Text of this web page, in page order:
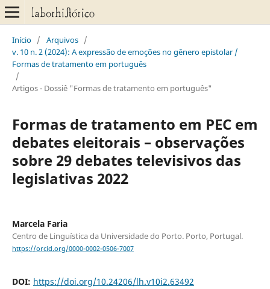
Início / Arquivos /
v. 10 n. 2 (2024): A expressão de emoções no gênero epistolar /
Formas de tratamento em português
/
Artigos - Dossiê "Formas de tratamento em português"
Formas de tratamento em PEC em
debates eleitorais – observações
sobre 29 debates televisivos das
legislativas 2022
Marcela Faria
Centro de Linguística da Universidade do Porto. Porto, Portugal.
https://orcid.org/0000-0002-0506-7007
DOI: https://doi.org/10.24206/lh.v10i2.63492